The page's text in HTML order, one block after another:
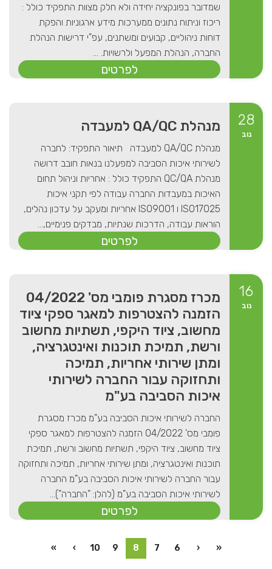
שמדובר בפונקציה יחידה ולא חלק מצוות התפקיד כולל :
ריכוז וניתוח נתונים ממערכות מידע ארגוניות והפקת
דוחות ניהוליים, קבועים ומשתנים, עפ"י דרישות הנהלת
החברה, הנהלת המפעל ולרשויות. ...
לפרטים
28
נוב מנהלת QA/QC למעבדה
מנהלת QA/QC למעבדה תיאור התפקיד: לחברה
לשירותי איכות הסביבה למפעלנו בנאות חובב דרושה
מנהלת QC/QA התפקיד כולל : אחריות וניהול תחום
האיכות במעבדות החברה עבודה לפי תקני איכות
ISO17025 ו ISO9001 אחריות ומעקב על עדכון נהלים,
הוראות עבודה, הדרכות שנתיות, מבדקים פנימיים,...
לפרטים
16
נוב
מכרז מסגרת פומבי מס' 04/2022
הזמנה להצטרפות למאגר ספקי ציוד
מחשוב, ציוד היקפי, תשתיות מחשוב
ורשת, תמיכת תוכנות ואינטגרציה,
ומתן שירותי אחריות, תמיכה
ותחזוקה עבור החברה לשירותי
איכות הסביבה בע"מ
החברה לשירותי איכות הסביבה בע"מ מכרז מסגרת
פומבי מס' 04/2022 הזמנה להצטרפות למאגר ספקי
ציוד מחשוב, ציוד היקפי, תשתיות מחשוב ורשת, תמיכת
תוכנות ואינטגרציה, ומתן שירותי אחריות, תמיכה ותחזוקה
עבור החברה לשירותי איכות הסביבה בע"מ החברה
לשירותי איכות הסביבה בע"מ (להלן: "החברה")...
לפרטים
«
‹
6
7
8
9
10
›
»